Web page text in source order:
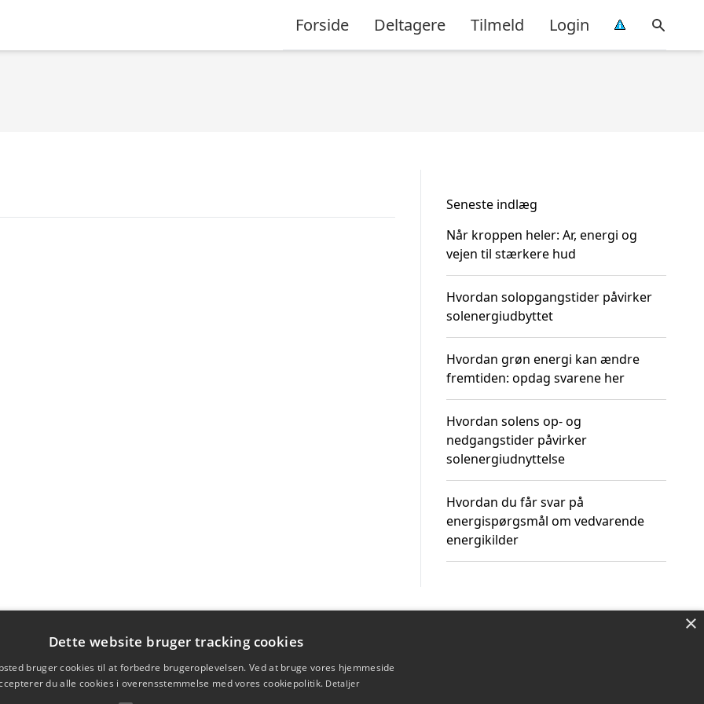
Forside Deltagere Tilmeld Login
Seneste indlæg
Når kroppen heler: Ar, energi og
vejen til stærkere hud
Hvordan solopgangstider påvirker
solenergiudbyttet
Hvordan grøn energi kan ændre
fremtiden: opdag svarene her
Hvordan solens op- og
nedgangstider påvirker
solenergiudnyttelse
Hvordan du får svar på
energispørgsmål om vedvarende
energikilder
×
Dette website bruger tracking cookies
bruger cookies til at forbedre brugeroplevelsen. Ved at bruge vores hjemmeside
du alle cookies i overensstemmelse med vores cookiepolitik. Detaljer